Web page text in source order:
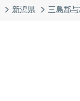
新潟県 三島郡